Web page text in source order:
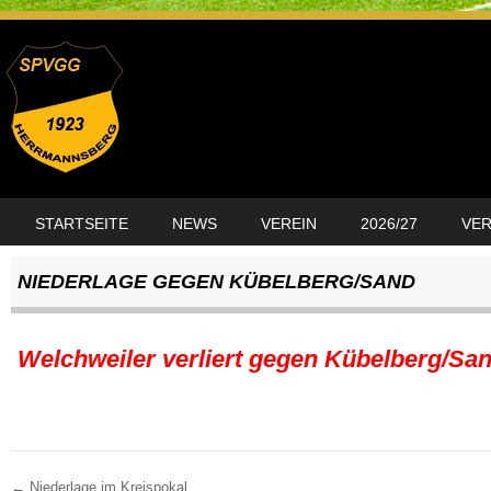
MENU
STARTSEITE NEWS VEREIN 2026/27
NIEDERLAGE GEGEN KÜBELBERG/SAND
Welchweiler verliert gegen Kübelberg/
← Niederlage im Kreispokal